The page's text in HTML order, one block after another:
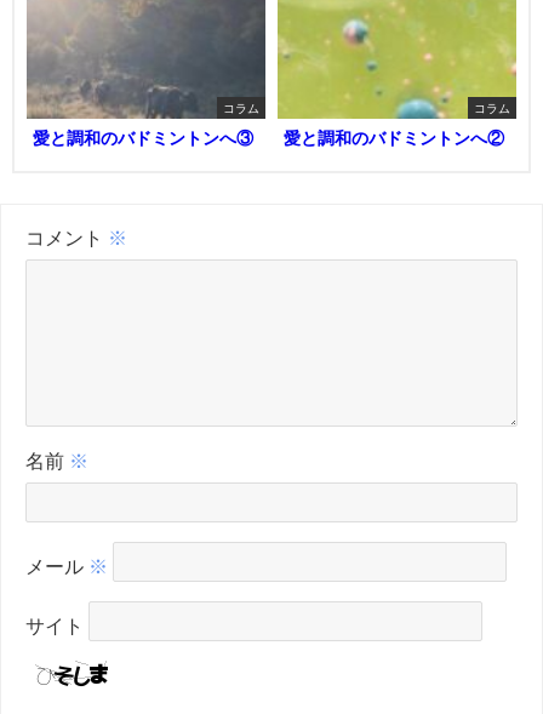
コラム
愛と調和のバドミントンへ③
コラム
愛と調和のバドミントンへ②
コメント ※
名前 ※
メール ※
サイト